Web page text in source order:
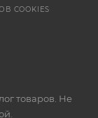
COOKIES
товаров. Не